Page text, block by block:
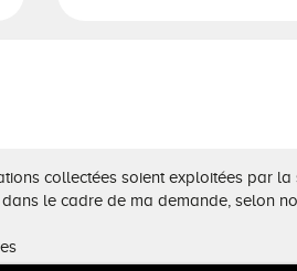
collectées soient exploitées par
le cadre de ma demande, selon